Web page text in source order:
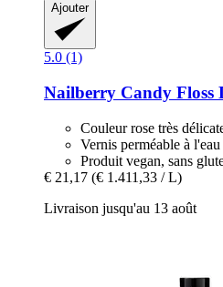
Ajouter
5.0 (1)
Nailberry Candy Floss
Couleur rose très
Vernis perméable à
Produit vegan, sans
€ 21,17 (€ 1.411,33 / L)
Livraison jusqu'au 13 août